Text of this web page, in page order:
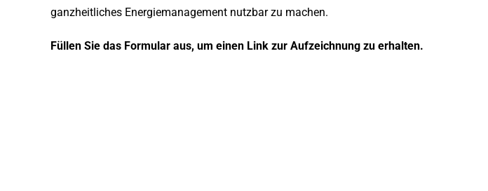
ganzheitliches Energiemanagement nutzbar zu machen.
Füllen Sie das Formular aus, um einen Link zur Aufzeichnung zu erhalten.